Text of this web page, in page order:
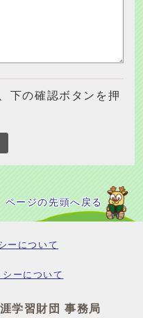
下の確認ボタンを押
ページの先頭へ戻る
ーについて
ーについて
学習財団 事務局